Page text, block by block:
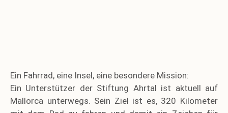
Ein Fahrrad, eine Insel, eine besondere Mission:
Ein Unterstützer der Stiftung Ahrtal ist aktuell auf
Mallorca unterwegs. Sein Ziel ist es, 320 Kilometer